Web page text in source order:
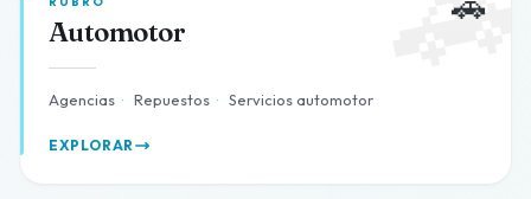
Automotor
Agencias · Repuestos · Servicios automotor
EXPLORAR